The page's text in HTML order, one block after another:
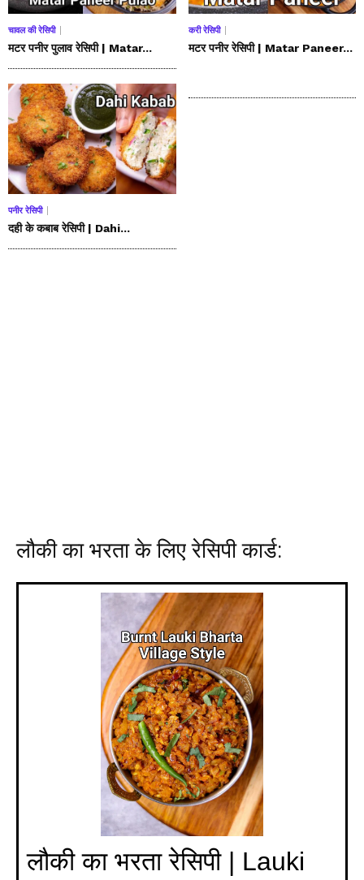
चावल की रेसिपी
मटर पनीर पुलाव रेसिपी | Matar...
करी रेसिपी
मटर पनीर रेसिपी | Matar Paneer...
पनीर रेसिपी
दही के कबाब रेसिपी | Dahi...
लौकी का भरता के लिए रेसिपी कार्ड:
लौकी का भरता रेसिपी | Lauki